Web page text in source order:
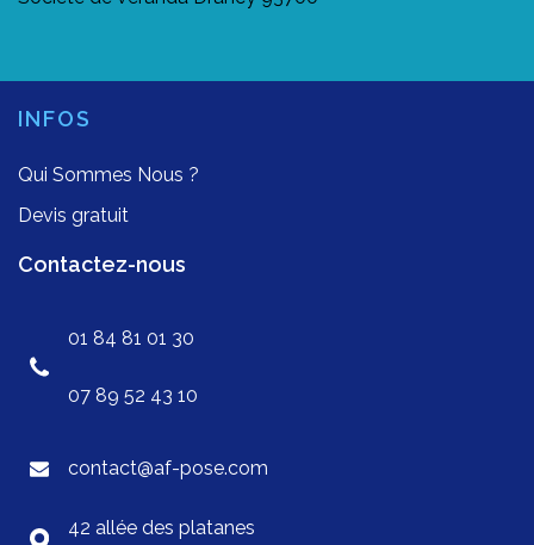
INFOS
Qui Sommes Nous ?
Devis gratuit
Contactez-nous
01 84 81 01 30
07 89 52 43 10
contact@af-pose.com
42 allée des platanes